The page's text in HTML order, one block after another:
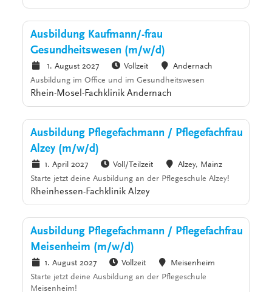
Ausbildung Kaufmann/-frau
Gesundheitswesen (m/w/d)
1. August 2027 Vollzeit
Andernach
Ausbildung im Office und im Gesundheitswesen
Rhein-Mosel-Fachklinik Andernach
Ausbildung Pflegefachmann / Pflegefachfrau
Alzey (m/w/d)
1. April 2027 Voll/Teilzeit
Alzey, Mainz
Starte jetzt deine Ausbildung an der Pflegeschule Alzey!
Rheinhessen-Fachklinik Alzey
Ausbildung Pflegefachmann / Pflegefachfrau
Meisenheim (m/w/d)
1. August 2027 Vollzeit
Meisenheim
Starte jetzt deine Ausbildung an der Pflegeschule
Meisenheim!